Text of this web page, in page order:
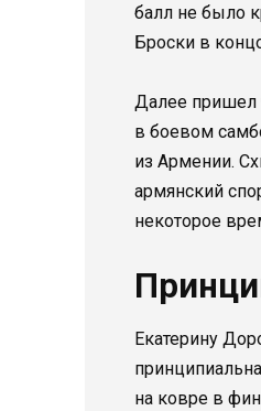
балл не было
Броски в
Далее пришел
в боевом
из Армении.
армянский
некоторое
Екатерину
на ковре в